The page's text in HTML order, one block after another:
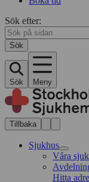
Sök efter:
Sök
Sök Meny
Tillbaka
Sjukhus
Våra
Hitta